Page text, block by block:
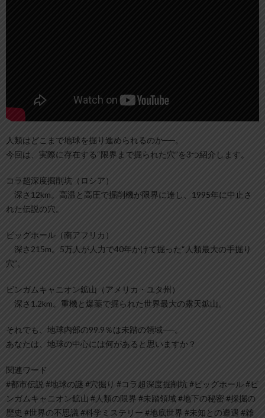
人類はどこまで地球を掘り進められるのか──。
今回は、実際に存在する“限界まで掘られた穴”を3つ紹介します。
コラ超深度掘削坑（ロシア）
深さ12km。高温と高圧で掘削機が限界に達し、1995年に中止さ
れた伝説の穴。
ビッグホール（南アフリカ）
深さ215m。5万人が人力で40年かけて掘った“人類最大の手掘り
穴”。
ビンガムキャニオン鉱山（アメリカ・ユタ州）
深さ1.2km。重機と爆薬で掘られた世界最大の露天鉱山。
それでも、地球内部の99.9％は未踏の領域──。
あなたは、地球の中心には何があると思いますか？
関連ワード
#都市伝説 #地球の謎 #穴掘り #コラ超深度掘削坑 #ビッグホール #ビ
ンガムキャニオン鉱山 #人類の限界 #未踏領域 #地下の秘密 #採掘の
歴史 #世界の不思議 #科学ミステリー #地底世界 #未知との遭遇 #雑